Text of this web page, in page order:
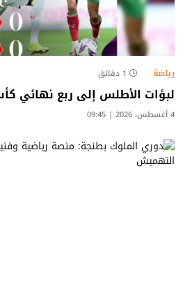
رياضة 1 دقائق
لبؤات الأطلس إلى ربع نهائي
4 أغسطس، 2026 | 09:45